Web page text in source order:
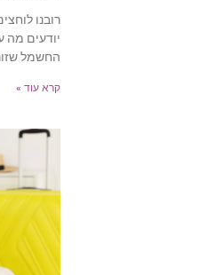
רובנו
יודעים מה
החשמל
קרא עוד »